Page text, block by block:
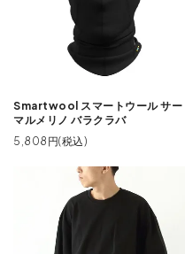
Smartwool スマートウール サー
マルメリノ バラクラバ
5,808円(税込)